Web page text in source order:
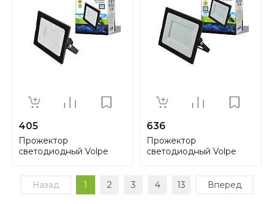
405
Прожектор
светодиодный Volpe
220-240В Black UL-
00003984
636
Прожектор
светодиодный Volpe
00004342
Назад 1 2 3 4 13 Вперед